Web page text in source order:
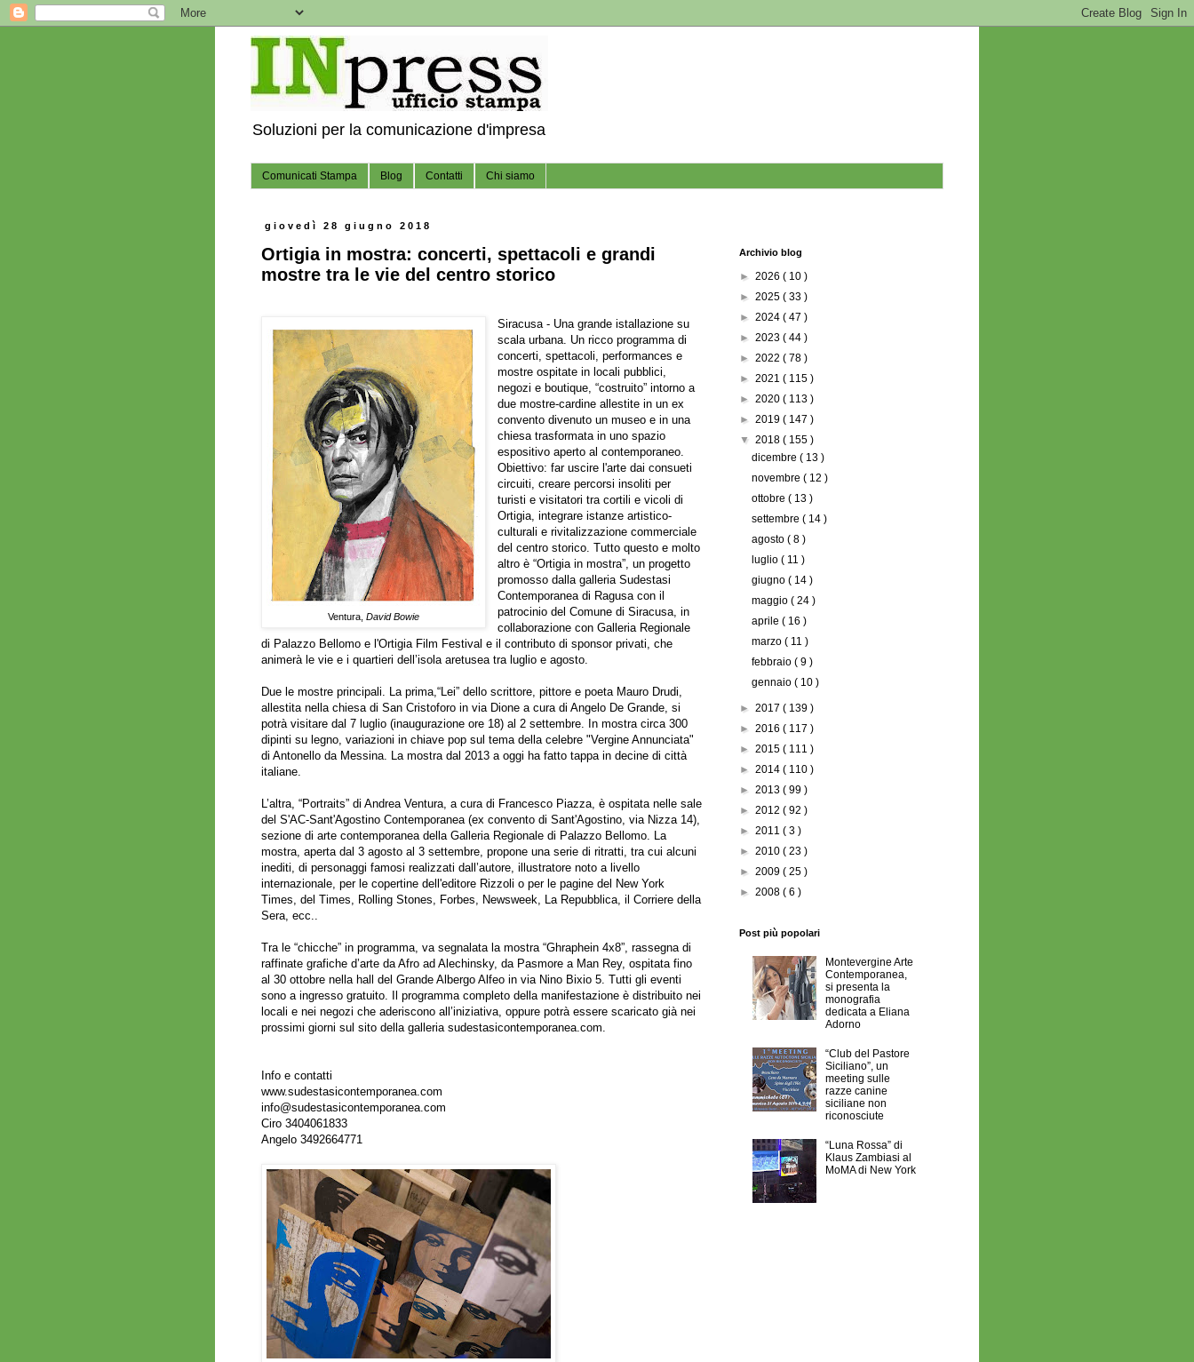
Soluzioni per la comunicazione d'impresa
Comunicati Stampa Blog Contatti Chi siamo
giovedì 28 giugno 2018
Ortigia in mostra: concerti, spettacoli e grandi
mostre tra le vie del centro storico
Ventura, David Bowie
Siracusa - Una grande istallazione su
scala urbana. Un ricco programma di
concerti, spettacoli, performances e
mostre ospitate in locali pubblici,
negozi e boutique, “costruito” intorno a
due mostre-cardine allestite in un ex
convento divenuto un museo e in una
chiesa trasformata in uno spazio
espositivo aperto al contemporaneo.
Obiettivo: far uscire l'arte dai consueti
circuiti, creare percorsi insoliti per
turisti e visitatori tra cortili e vicoli di
Ortigia, integrare istanze artistico-
culturali e rivitalizzazione commerciale
del centro storico. Tutto questo e molto
altro è “Ortigia in mostra”, un progetto
promosso dalla galleria Sudestasi
Contemporanea di Ragusa con il
patrocinio del Comune di Siracusa, in
collaborazione con Galleria Regionale
di Palazzo Bellomo e l'Ortigia Film Festival e il contributo di sponsor privati, che
animerà le vie e i quartieri dell’isola aretusea tra luglio e agosto.
Due le mostre principali. La prima,“Lei” dello scrittore, pittore e poeta Mauro Drudi,
allestita nella chiesa di San Cristoforo in via Dione a cura di Angelo De Grande, si
potrà visitare dal 7 luglio (inaugurazione ore 18) al 2 settembre. In mostra circa 300
dipinti su legno, variazioni in chiave pop sul tema della celebre "Vergine Annunciata"
di Antonello da Messina. La mostra dal 2013 a oggi ha fatto tappa in decine di città
italiane.
L’altra, “Portraits” di Andrea Ventura, a cura di Francesco Piazza, è ospitata nelle sale
del S'AC-Sant'Agostino Contemporanea (ex convento di Sant'Agostino, via Nizza 14),
sezione di arte contemporanea della Galleria Regionale di Palazzo Bellomo. La
mostra, aperta dal 3 agosto al 3 settembre, propone una serie di ritratti, tra cui alcuni
inediti, di personaggi famosi realizzati dall’autore, illustratore noto a livello
internazionale, per le copertine dell'editore Rizzoli o per le pagine del New York
Times, del Times, Rolling Stones, Forbes, Newsweek, La Repubblica, il Corriere della
Sera, ecc..
Tra le “chicche” in programma, va segnalata la mostra “Ghraphein 4x8”, rassegna di
raffinate grafiche d’arte da Afro ad Alechinsky, da Pasmore a Man Rey, ospitata fino
al 30 ottobre nella hall del Grande Albergo Alfeo in via Nino Bixio 5. Tutti gli eventi
sono a ingresso gratuito. Il programma completo della manifestazione è distribuito nei
locali e nei negozi che aderiscono all’iniziativa, oppure potrà essere scaricato già nei
prossimi giorni sul sito della galleria sudestasicontemporanea.com
Info e contatti
www.sudestasicontemporanea.com
info@sudestasicontemporanea.com
Ciro 3404061833
Angelo 3492664771
Archivio blog
► 2026 ( 10 )
► 2025 ( 33 )
► 2024 ( 47 )
► 2023 ( 44 )
► 2022 ( 78 )
► 2021 ( 115 )
► 2020 ( 113 )
► 2019 ( 147 )
▼ 2018 ( 155 )
dicembre( 13 )
novembre( 12 )
ottobre( 13 )
settembre( 14 )
agosto( 8 )
luglio( 11 )
giugno( 14 )
maggio( 24 )
aprile( 16 )
marzo( 11 )
febbraio( 9 )
gennaio( 10 )
► 2017 ( 139 )
► 2016 ( 117 )
► 2015 ( 111 )
► 2014 ( 110 )
► 2013 ( 99 )
► 2012 ( 92 )
► 2011 ( 3 )
► 2010 ( 23 )
► 2009 ( 25 )
► 2008 ( 6 )
Post più popolari
Montevergine Arte
Contemporanea,
si presenta la
monografia
dedicata a Eliana
Adorno
“Club del Pastore
Siciliano”, un
meeting sulle
razze canine
siciliane non
riconosciute
“Luna Rossa” di
Klaus Zambiasi al
MoMA di New York